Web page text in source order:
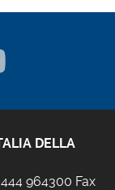
DELLA
964300 Fax